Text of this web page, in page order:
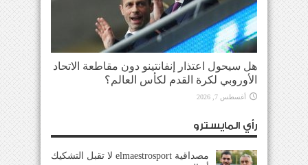
هل سيحول اعتذار إنفانتينو دون مقاطعة الاتحاد
الأوروبي لكرة القدم لكأس العالم؟
أغسطس 7, 2026
رأي المايسترو
مصداقية elmaestrosport لا تقبل التشكيك